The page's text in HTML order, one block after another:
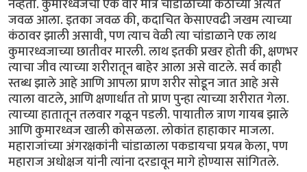
नव्हता. कुमारध्वजचा एक वार मात्र चांडाळाच्या कंठाच्या अत्यंत
जवळ आला. इतका जवळ की, कदाचित केसाएवढी जखम त्याच्या
कंठावर झाली असावी, पण त्याच वेळी त्या चांडाळाने एक लाथ
कुमारध्वजाच्या छातीवर मारली. लाथ इतकी प्रखर होती की, क्षणभर
त्याचा जीव त्याच्या शरीरातून बाहेर आला असे वाटले. सर्व काही
स्तब्ध झाले आहे आणि आपला प्राण शरीर सोडून जात आहे असे
त्याला वाटले, आणि क्षणार्धात तो प्राण पुन्हा त्याच्या शरीरात गेला.
त्याच्या हातातून तलवार गळून पडली. पायातील त्राण गायब झाले
आणि कुमारध्वज खाली कोसळला. लोकांत हाहाकार माजला.
महाराजांच्या अंगरक्षकांनी चांडाळाला पकडायचा प्रयत्न केला, पण
महाराज अधोक्षज यांनी त्यांना दरडावून मागे होण्यास सांगितले.